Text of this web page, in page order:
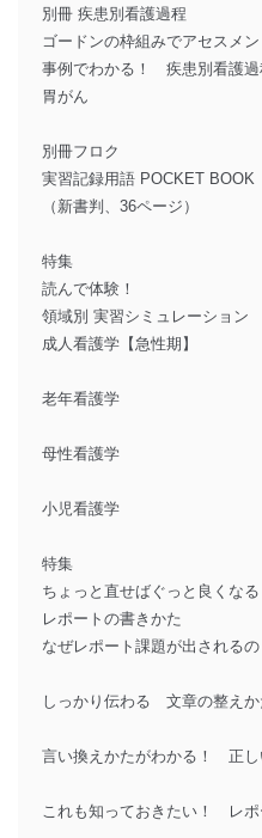
別冊 疾患別看護過程
ゴードンの枠組みでアセスメン
事例でわかる！ 疾患別看護過
胃がん
別冊フロク
実習記録用語 POCKET BOOK
（新書判、36ページ）
特集
読んで体験！
領域別 実習シミュレーション
成人看護学【急性期】
老年看護学
母性看護学
小児看護学
特集
ちょっと直せばぐっと良くなる
レポートの書きかた
なぜレポート課題が出されるの
しっかり伝わる 文章の整えか
言い換えかたがわかる！ 正し
これも知っておきたい！ レ